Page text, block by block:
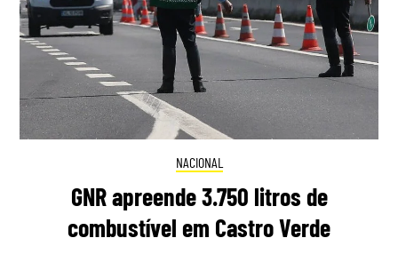
NACIONAL
GNR apreende 3.750 litros de
combustível em Castro Verde